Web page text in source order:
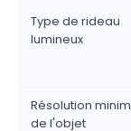
Type de rideau
lumineux
Résolution
de l'objet